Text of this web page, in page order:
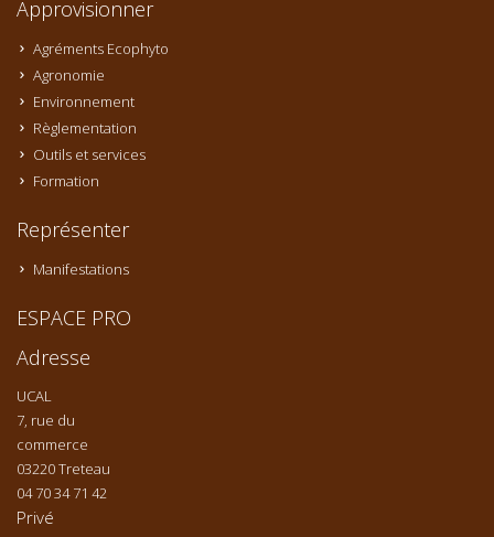
Approvisionner
Agréments Ecophyto
Agronomie
Environnement
Règlementation
Outils et services
Formation
Représenter
Manifestations
ESPACE PRO
Adresse
UCAL
7, rue du
commerce
03220 Treteau
04 70 34 71 42
Privé